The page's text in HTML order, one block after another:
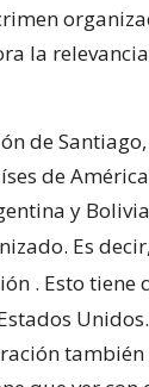
la
de
de
y
Es decir,
. Esto tiene
también